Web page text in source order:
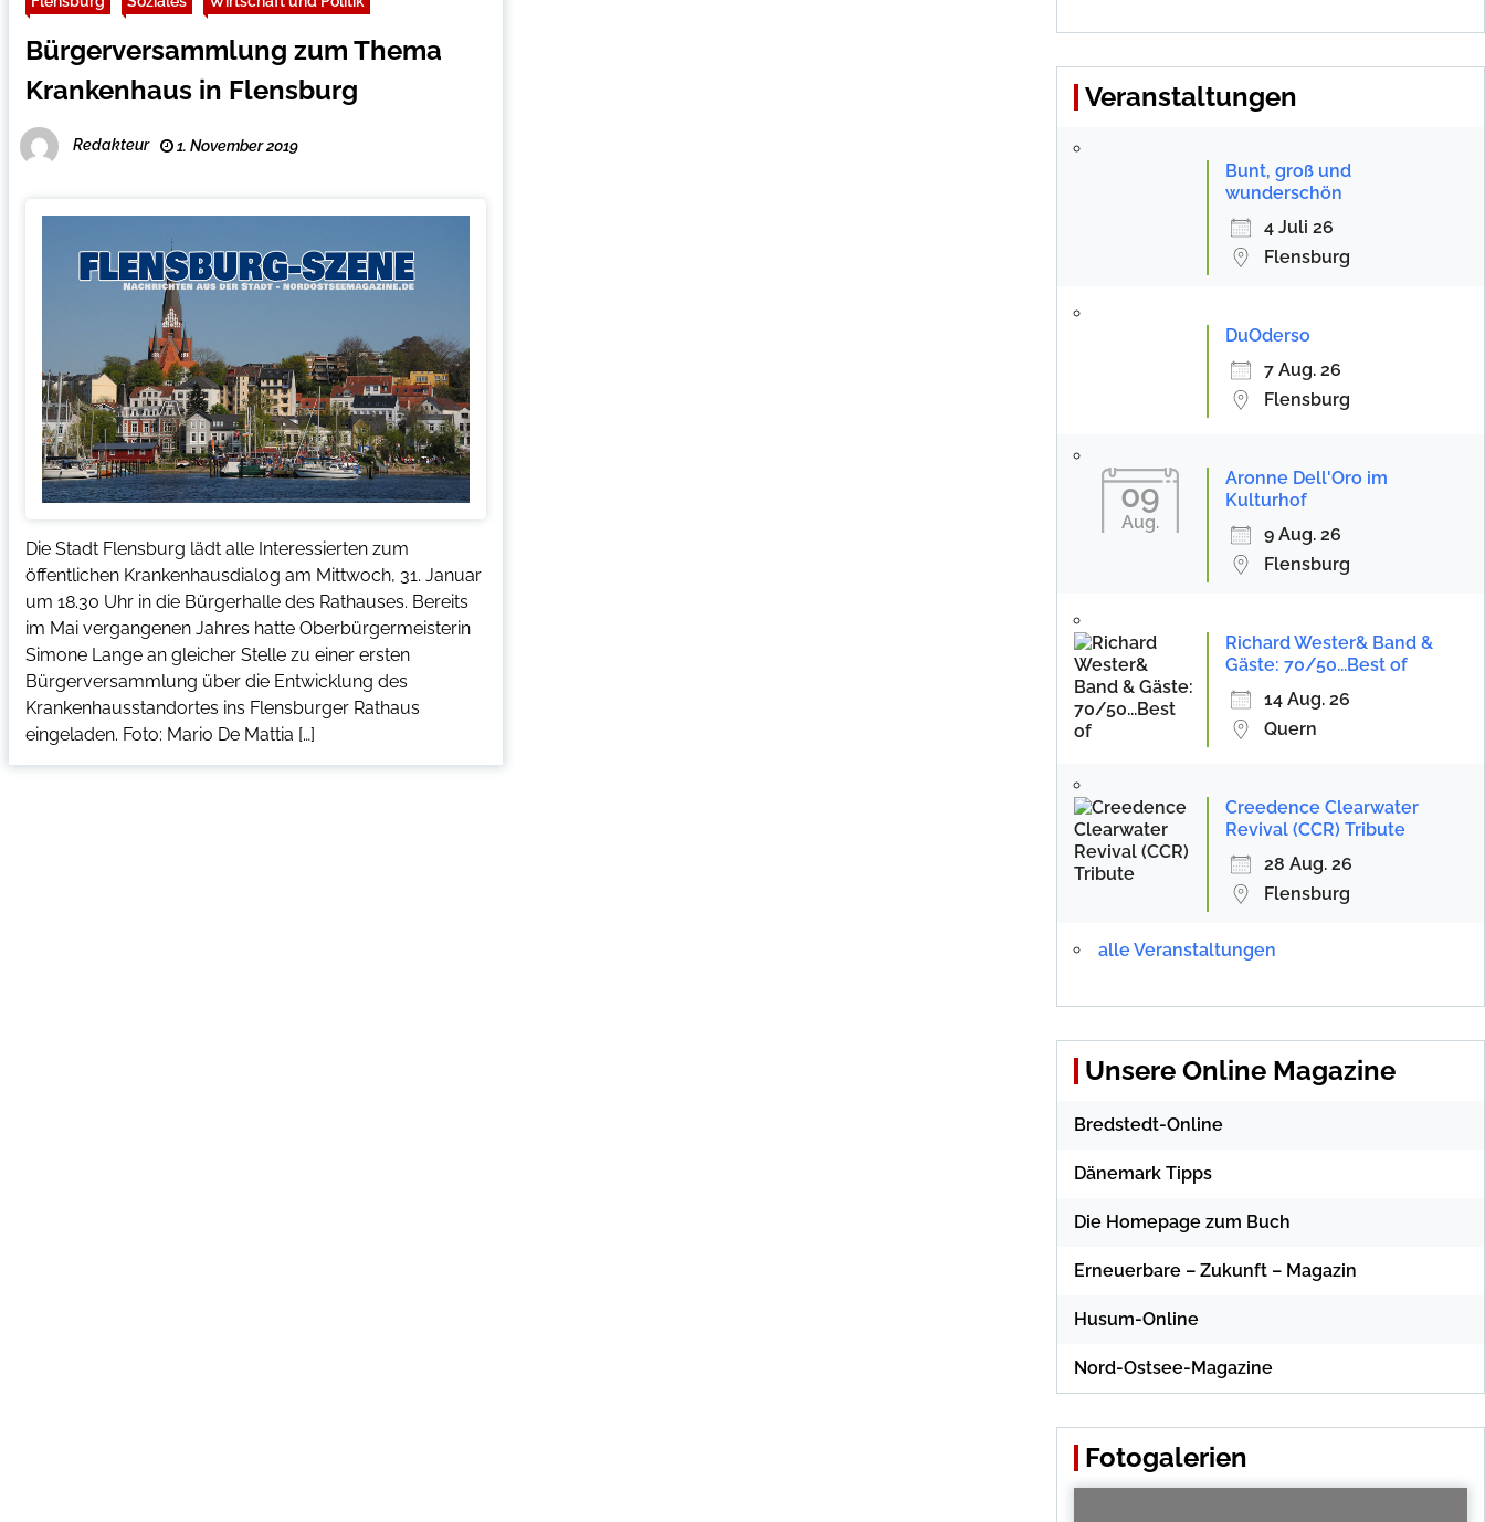
Bürgerversammlung zum Thema
Krankenhaus in Flensburg
Redakteur 1. November 2019
Die Stadt Flensburg lädt alle Interessierten zum
öffentlichen Krankenhausdialog am Mittwoch, 31. Januar
um 18.30 Uhr in die Bürgerhalle des Rathauses. Bereits
im Mai vergangenen Jahres hatte Oberbürgermeisterin
Simone Lange an gleicher Stelle zu einer ersten
Bürgerversammlung über die Entwicklung des
Krankenhausstandortes ins Flensburger Rathaus
eingeladen. Foto: Mario De Mattia […]
Veranstaltungen
Bunt, groß und
wunderschön
4 Juli 26
Flensburg
DuOderso
7 Aug. 26
Flensburg
09
Aug.
Aronne Dell'Oro im
Kulturhof
9 Aug. 26
Flensburg
Richard Wester& Band &
Gäste: 70/50...Best of
14 Aug. 26
Quern
Creedence Clearwater
Revival (CCR) Tribute
28 Aug. 26
Flensburg
alle Veranstaltungen
Unsere Online Magazine
Bredstedt-Online
Dänemark Tipps
Die Homepage zum Buch
Erneuerbare – Zukunft – Magazin
Husum-Online
Nord-Ostsee-Magazine
Fotogalerien